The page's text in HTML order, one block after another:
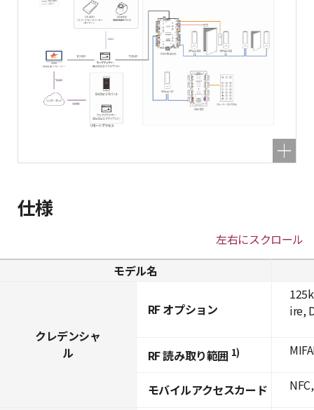
仕様
左右にスクロール
モデル名
クレデンシャ
ル
RF オプション
RF 読み取り範囲 1)
モバイルアクセスカード
ire,